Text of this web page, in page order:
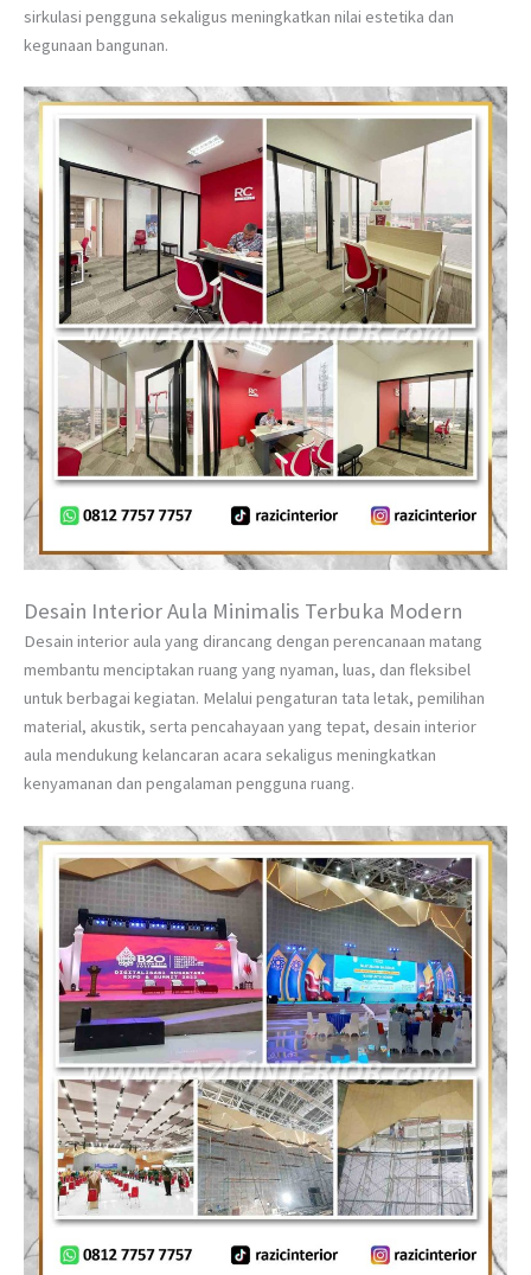
sirkulasi pengguna sekaligus meningkatkan nilai estetika dan
kegunaan bangunan.
Desain Interior Aula Minimalis Terbuka Modern
Desain interior aula yang dirancang dengan perencanaan matang
membantu menciptakan ruang yang nyaman, luas, dan fleksibel
untuk berbagai kegiatan. Melalui pengaturan tata letak, pemilihan
material, akustik, serta pencahayaan yang tepat, desain interior
aula mendukung kelancaran acara sekaligus meningkatkan
kenyamanan dan pengalaman pengguna ruang.